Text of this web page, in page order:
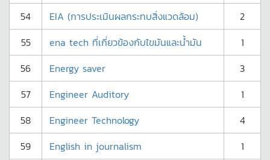
54
EIA (การประเมินผลกระทบสิ่งแวดล้อม)
2
55
ena tech ที่เกี่ยวข้องกับไขมันและน้ำมัน
1
56
Energy saver
3
57
Engineer Auditory
1
58
Engineer Technology
4
59
English in journalism
1